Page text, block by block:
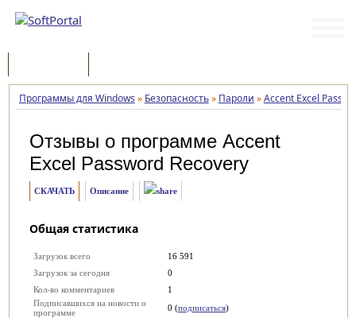
Программы для Windows » Безопасность» Пароли »Accent Excel
Отзывы о программе Accent
Excel Password Recovery
СКАЧАТЬ Описание
Общая статистика
Загрузок всего
16 591
Загрузок за сегодня
0
Кол-во комментариев
1
Подписавшихся на новости о
программе
0 (подписаться)